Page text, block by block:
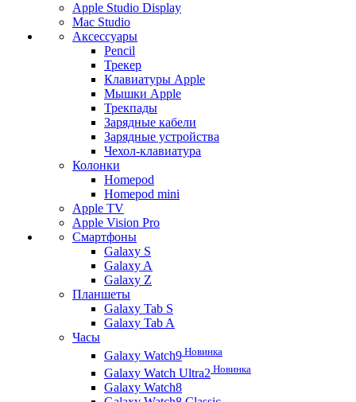
Apple Studio Display
Mac Studio
Аксессуары
Pencil
Трекер
Клавиатуры Apple
Мышки Apple
Трекпады
Зарядные кабели
Зарядные устройства
Чехол-клавиатура
Колонки
Homepod
Homepod mini
Apple TV
Apple Vision Pro
Смартфоны
Galaxy S
Galaxy A
Galaxy Z
Планшеты
Galaxy Tab S
Galaxy Tab A
Часы
Galaxy Watch9 Новинка
Galaxy Watch Ultra2 Новинка
Galaxy Watch8